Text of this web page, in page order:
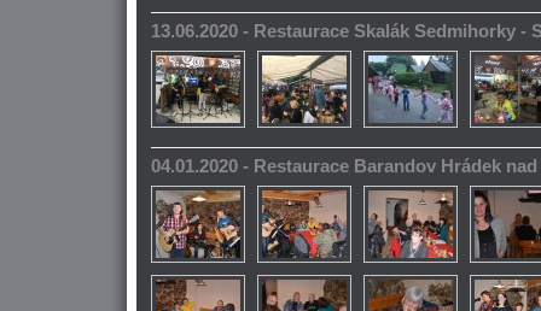
13.06.2020 - Restaurace Skalák Sedmihorky -
04.01.2020 - Restaurace Barandov Hrádek